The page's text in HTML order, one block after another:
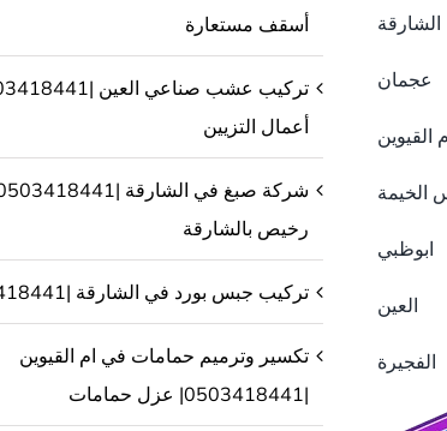
الشارقة
عجمان
القيوين
الخيمة
ابوظبي
العين
الفجيرة
أسقف مستعارة
أعمال التزيين
رخيص بالشارقة
تركيب جبس بورد في الشارقة |0503418441
تكسير وترميم حمامات في ام القيوين
|0503418441| عزل حمامات